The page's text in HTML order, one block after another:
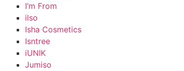
I’m From
ilso
Isha Cosmetics
Isntree
iUNIK
Jumiso